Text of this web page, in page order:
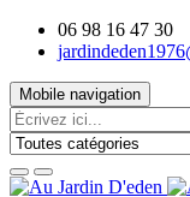
06 98 16 47 30
Mobile navigation